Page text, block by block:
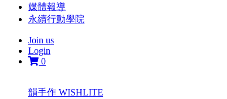
媒體報導
永續行動學院
Join us
Login
0
韻手作 WISHLITE